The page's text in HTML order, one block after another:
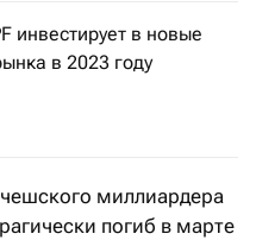
инвестирует в новые
в 2023 году
Home Credit Bank
миллиардера
погиб в марте